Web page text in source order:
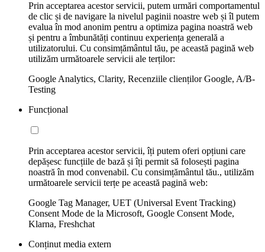
Prin acceptarea acestor servicii, putem urmări comportamentul
de clic și de navigare la nivelul paginii noastre web și îl putem
evalua în mod anonim pentru a optimiza pagina noastră web
și pentru a îmbunătăți continuu experiența generală a
utilizatorului. Cu consimțământul tău, pe această pagină web
utilizăm următoarele servicii ale terților:
Google Analytics, Clarity, Recenziile clienților Google, A/B-
Testing
Funcțional
Prin acceptarea acestor servicii, îți putem oferi opțiuni care
depășesc funcțiile de bază și îți permit să folosești pagina
noastră în mod convenabil. Cu consimțământul tău., utilizăm
următoarele servicii terțe pe această pagină web:
Google Tag Manager, UET (Universal Event Tracking)
Consent Mode de la Microsoft, Google Consent Mode,
Klarna, Freshchat
Conținut media extern